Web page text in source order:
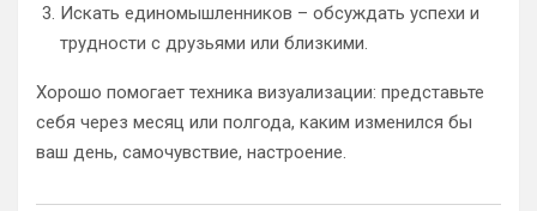
Искать единомышленников – обсуждать успехи и
трудности с друзьями или близкими.
Хорошо помогает техника визуализации: представьте
себя через месяц или полгода, каким изменился бы
ваш день, самочувствие, настроение.